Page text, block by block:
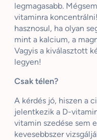
legmagasabb.
vitaminra
hasznosul, ha olyan
mint a kalcium, a
Vagyis a kiválasztott
legyen!
Csak télen?
A kérdés jó, hiszen a
jelentkezik a D-
vitamin szedése sem
kevesebbszer